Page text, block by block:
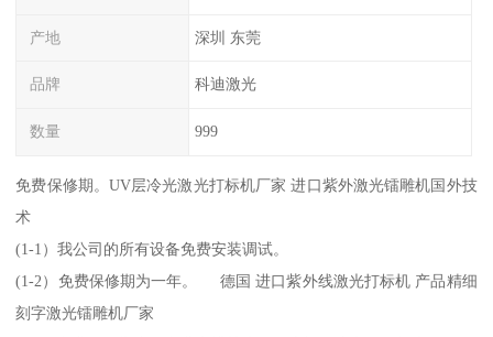
产地 深圳 东莞
品牌 科迪激光
数量 999
免费保修期。UV层冷光激光打标机厂家 进口紫外激光镭雕机国外技
术
(1-1）我公司的所有设备免费安装调试。
(1-2）免费保修期为一年。 德国 进口紫外线激光打标机 产品精细
刻字激光镭雕机厂家